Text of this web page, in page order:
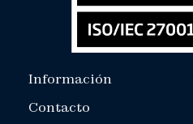
Información
Contacto